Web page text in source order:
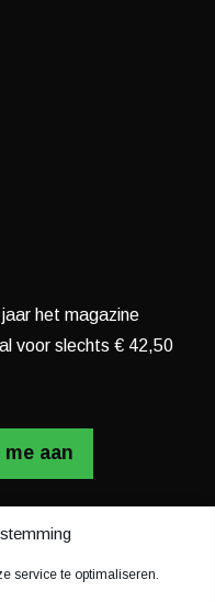
service te optimaliseren.
het magazine
voor slechts € 42,50
aan